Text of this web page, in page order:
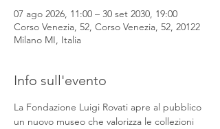
07 ago 2026, 11:00 – 30 set 2030, 19:00
Corso Venezia, 52, Corso Venezia, 52, 20122
Milano MI, Italia
Info sull'evento
La Fondazione Luigi Rovati apre al pubblico
un nuovo museo che valorizza le collezioni